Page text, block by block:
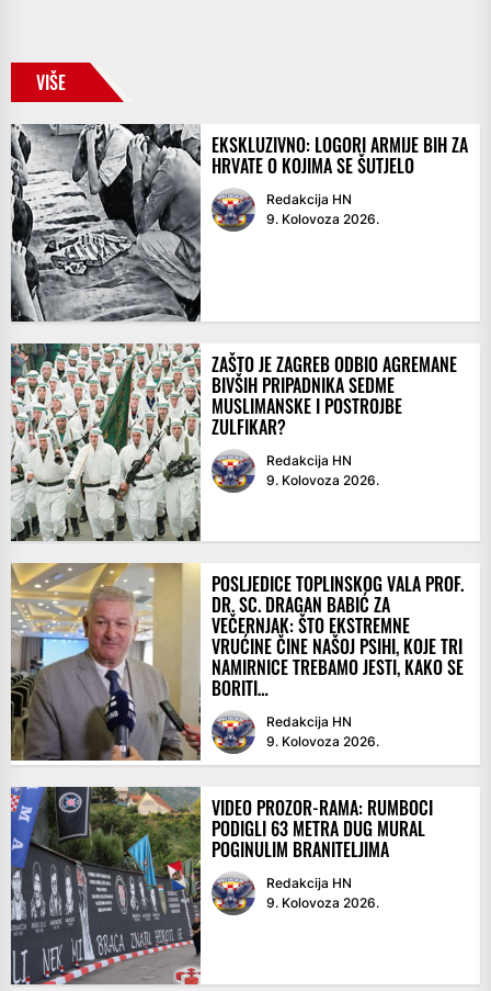
VIŠE
EKSKLUZIVNO: LOGORI ARMIJE BIH ZA
HRVATE O KOJIMA SE ŠUTJELO
Redakcija HN
9. Kolovoza 2026.
ZAŠTO JE ZAGREB ODBIO AGREMANE
BIVŠIH PRIPADNIKA SEDME
MUSLIMANSKE I POSTROJBE
ZULFIKAR?
Redakcija HN
9. Kolovoza 2026.
POSLJEDICE TOPLINSKOG VALA PROF.
DR. SC. DRAGAN BABIĆ ZA
VEČERNJAK: ŠTO EKSTREMNE
VRUĆINE ČINE NAŠOJ PSIHI, KOJE TRI
NAMIRNICE TREBAMO JESTI, KAKO SE
BORITI…
Redakcija HN
9. Kolovoza 2026.
VIDEO PROZOR-RAMA: RUMBOCI
PODIGLI 63 METRA DUG MURAL
POGINULIM BRANITELJIMA
Redakcija HN
9. Kolovoza 2026.